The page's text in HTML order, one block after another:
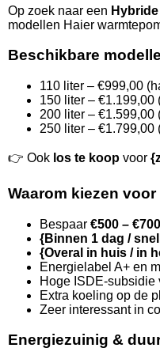
Op zoek naar een
modellen Haier
Beschikbare
110 liter – €999,00
150 liter – €1.199,00
200 liter – €1.599,00
250 liter – €1.799,00
👉 Ook los te koop voor
Waarom kiezen
Bespaar €500 –
{Binnen 1 dag /
{Overal in huis / in
Energielabel A+ en
Hoge ISDE-subsidie
Extra koeling op de
Zeer interessant in
Energiezuinig &